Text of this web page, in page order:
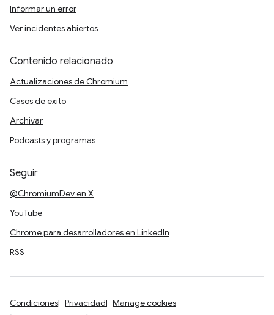
Informar un error
Ver incidentes abiertos
Contenido relacionado
Actualizaciones de Chromium
Casos de éxito
Archivar
Podcasts y programas
Seguir
@ChromiumDev en X
YouTube
Chrome para desarrolladores en LinkedIn
RSS
Condiciones Privacidad Manage cookies